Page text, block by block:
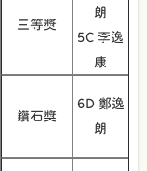
三等獎
朗
5C 李逸
康
鑽石獎
6D 鄭逸
朗